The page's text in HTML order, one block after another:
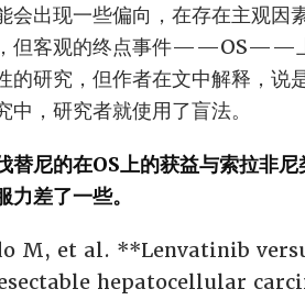
会出现一些偏向，在存在主
但客观的终点事件——OS——
的研究，但作者在文中解释，说
中，研究者就使用了盲法。
替尼的在OS上的获益与索拉非
差了一些。
M, et al. **Lenvatinib
hepatocellular